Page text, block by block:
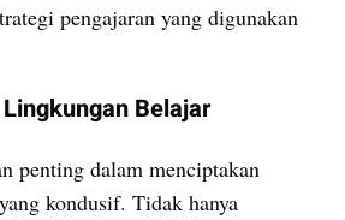
pengajaran yang digunakan
Belajar
penting dalam menciptakan
yang kondusif. Tidak hanya